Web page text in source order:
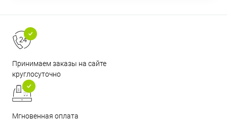
Принимаем заказы на сайте
круглосуточно
Мгновенная оплата